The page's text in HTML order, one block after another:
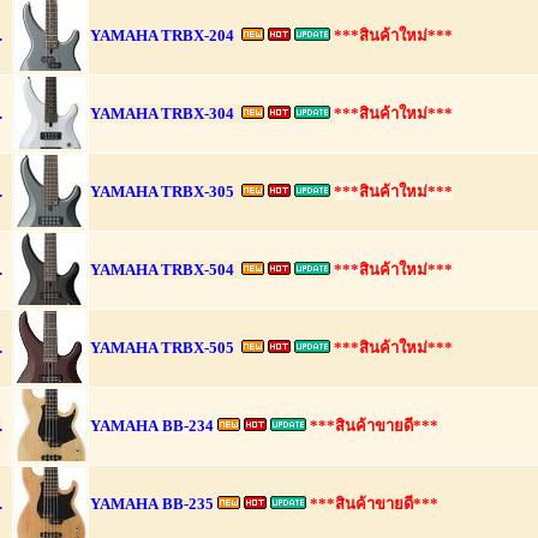
YAMAHA TRBX-204 ***สินค้าใหม่***
YAMAHA TRBX-304 ***สินค้าใหม่***
YAMAHA TRBX-305 ***สินค้าใหม่***
YAMAHA TRBX-504 ***สินค้าใหม่***
YAMAHA TRBX-505 ***สินค้าใหม่***
YAMAHABB-234 ***สินค้าขายดี***
YAMAHABB-235 ***สินค้าขายดี***